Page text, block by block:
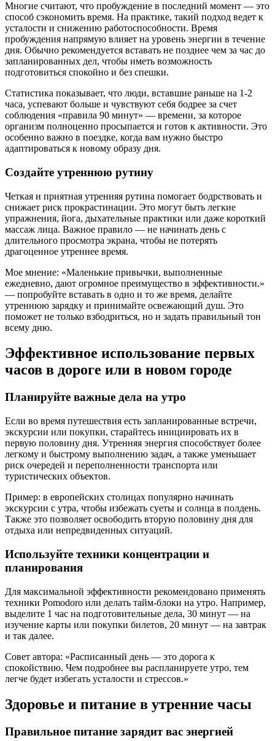
Многие считают, что пробуждение в последний момент — это
способ сэкономить время. На практике, таки́й подход ведет к
усталости и снижению работоспособности. Время
пробуждения напрямую влияет на уровень энергии в течение
дня. Обычно рекомендуется вставать не позднее чем за час до
запланированных дел, чтобы иметь возможность
подготовиться спокойно и без спешки.
Статистика показывает, что люди, вставшие раньше на 1-2
часа, успевают больше и чувствуют себя бодрее за счет
соблюдения «правила 90 минут» — времени, за которое
организм полноценно просыпается и готов к активности. Это
особенно важно в поездке, когда вам нужно быстро
адаптироваться к новому образу дня.
Создайте утреннюю рутину
Четкая и приятная утренняя рутина помогает бодрствовать и
снижает риск прокрастинации. Это могут быть легкие
упражнения, йога, дыхательные практики или даже короткий
массаж лица. Важное правило — не начинать день с
длительного просмотра экрана, чтобы не потерять
драгоценное утреннее время.
Мое мнение: «Маленькие привычки, выполненные
ежедневно, дают огромное преимущество в эффективности.»
— попробуйте вставать в одно и то же время, делайте
утреннюю зарядку и принимайте освежающий душ. Это
поможет не только взбодриться, но и задать правильный тон
всему дню.
Эффективное использование первых
часов в дороге или в новом городе
Планируйте важные дела на утро
Если во время путешествия есть запланированные встречи,
экскурсии или покупки, старайтесь инициировать их в
первую половину дня. Утренняя энергия способствует более
легкому и быстрому выполнению задач, а также уменьшает
риск очередей и переполненности транспорта или
туристических объектов.
Пример: в европейских столицах популярно начинать
экскурсии с утра, чтобы избежать суеты и солнца в полдень.
Также это позволяет освободить вторую половину дня для
отдыха или непредвиденных ситуаций.
Используйте техники концентрации и
планирования
Для максимальной эффективности рекомендовано применять
техники Pomodoro или делать тайм-блоки на утро. Например,
выделите 1 час на подготовительные дела, 30 минут — на
изучение карты или покупки билетов, 20 минут — на завтрак
и так далее.
Совет автора: «Расписанный день — это дорога к
спокойствию. Чем подробнее вы распланируете утро, тем
легче будет избегать усталости и стрессов.»
Здоровье и питание в утренние часы
Правильное питание зарядит вас энергией